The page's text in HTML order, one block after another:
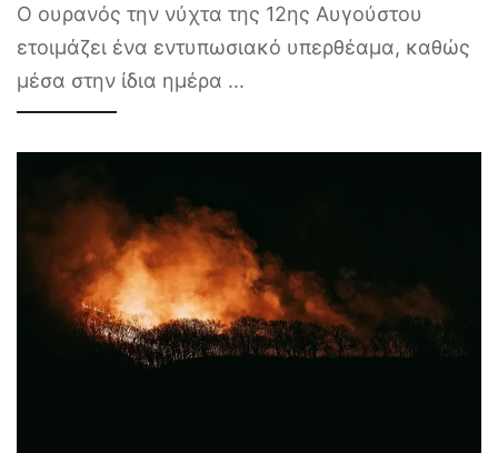
Ο ουρανός την νύχτα της 12ης Αυγούστου
ετοιμάζει ένα εντυπωσιακό υπερθέαμα, καθώς
μέσα στην ίδια ημέρα ...